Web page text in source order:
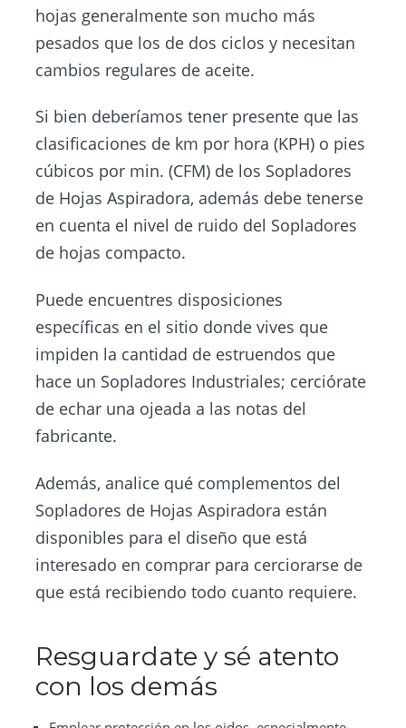
hojas generalmente son mucho más
pesados que los de dos ciclos y necesitan
cambios regulares de aceite.
Si bien deberíamos tener presente que las
clasificaciones de km por hora (KPH) o pies
cúbicos por min. (CFM) de los Sopladores
de Hojas Aspiradora, además debe tenerse
en cuenta el nivel de ruido del Sopladores
de hojas compacto.
Puede encuentres disposiciones
específicas en el sitio donde vives que
impiden la cantidad de estruendos que
hace un Sopladores Industriales; cerciórate
de echar una ojeada a las notas del
fabricante.
Además, analice qué complementos del
Sopladores de Hojas Aspiradora están
disponibles para el diseño que está
interesado en comprar para cerciorarse de
que está recibiendo todo cuanto requiere.
Resguardate y sé atento
con los demás